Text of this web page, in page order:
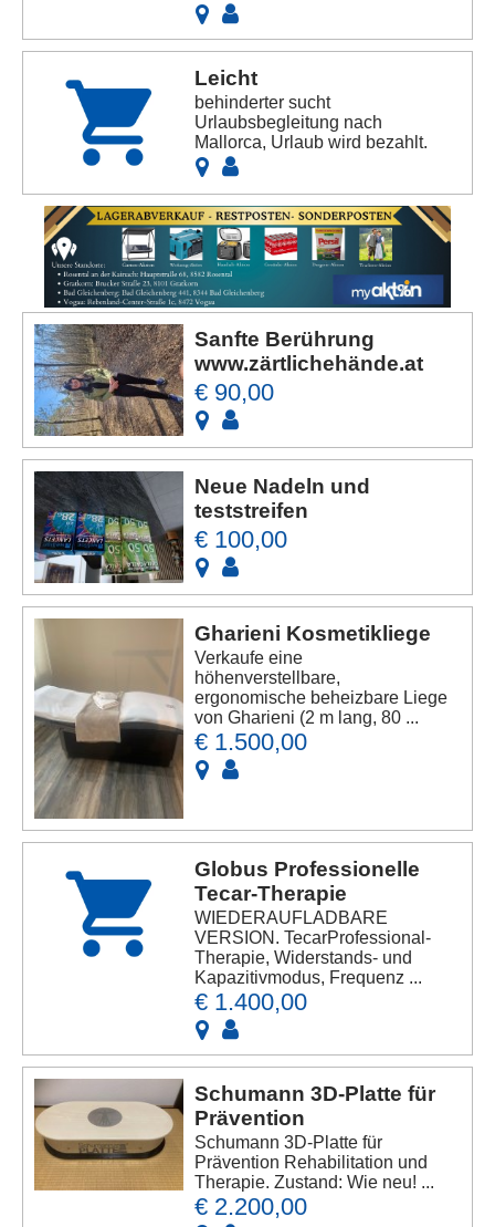
Leicht
behinderter sucht
Urlaubsbegleitung nach
Mallorca, Urlaub wird bezahlt.
Sanfte Berührung
www.zärtlichehände.at
€ 90,00
Neue Nadeln und
teststreifen
€ 100,00
Gharieni Kosmetikliege
Verkaufe eine
höhenverstellbare,
ergonomische beheizbare Liege
von Gharieni (2 m lang, 80 ...
€ 1.500,00
Globus Professionelle
Tecar-Therapie
WIEDERAUFLADBARE
VERSION. TecarProfessional-
Therapie, Widerstands- und
Kapazitivmodus, Frequenz ...
€ 1.400,00
Schumann 3D-Platte für
Prävention
Schumann 3D-Platte für
Prävention Rehabilitation und
Therapie. Zustand: Wie neu! ...
€ 2.200,00